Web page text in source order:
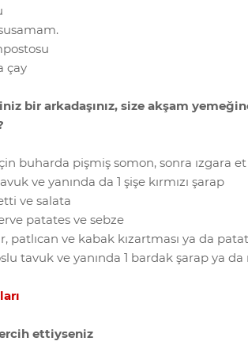
çay
bir arkadaşınız, size akşam
buharda pişmiş somon, sonra ızgara
ve yanında da 1 şişe kırmızı şarap
ve salata
patates ve sebze
patlıcan ve kabak kızartması ya da
tavuk ve yanında 1 bardak şarap ya
ettiyseniz